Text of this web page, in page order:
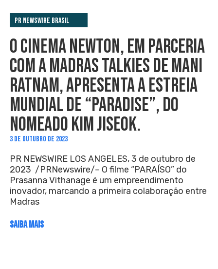
PR Newswire Brasil
O CINEMA NEWTON, EM PARCERIA
COM A MADRAS TALKIES DE MANI
RATNAM, APRESENTA A ESTREIA
MUNDIAL DE “PARADISE”, DO
NOMEADO KIM JISEOK.
3 DE OUTUBRO DE 2023
PR NEWSWIRE LOS ANGELES, 3 de outubro de
2023 /PRNewswire/– O filme “PARAÍSO” do
Prasanna Vithanage é um empreendimento
inovador, marcando a primeira colaboração entre
Madras
SAIBA MAIS